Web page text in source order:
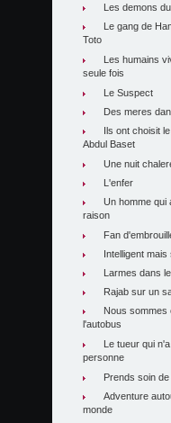
Les demons
Le gang de
Toto
Les humains
seule fois
Le Suspect
Des meres
Ils ont choisit
Abdul Baset
Une nuit
L'enfer
Un homme qui
raison
Fan
Intelligent mais
Larmes dans
Rajab sur un
Nous sommes
l'autobus
Le tueur qui
personne
Prends soin
Adventure
monde